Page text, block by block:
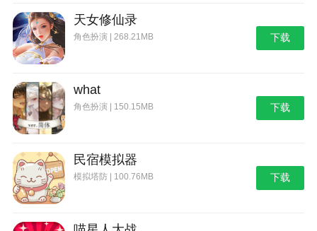
2、将带领自己的特种部队，行动在打击无机异种虫军
和保卫人类文明的最前线。
4.玩家可以训练他们的角色，提高他们的属性和技能，
并使他们在游戏中变得更强。
境界斩魂之刃网易版下载t0阵容有什么推荐？
关于这个问题，以下是境界斩魂之刃t0的推荐阵容:
天女修仙录
角色扮演 | 268.21MB 下载
what
角色扮演 | 150.15MB 下载
民宿模拟器
模拟塔防 | 100.76MB 下载